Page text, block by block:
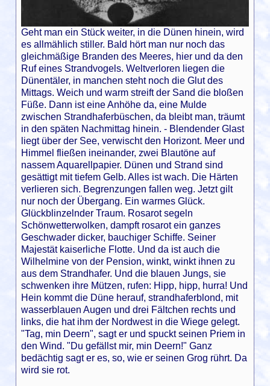
Geht man ein Stück weiter, in die Dünen hinein, wird
es allmählich stiller. Bald hört man nur noch das
gleichmäßige Branden des Meeres, hier und da den
Ruf eines Strandvogels. Weltverloren liegen die
Dünentäler, in manchen steht noch die Glut des
Mittags. Weich und warm streift der Sand die bloßen
Füße. Dann ist eine Anhöhe da, eine Mulde
zwischen Strandhaferbüschen, da bleibt man, träumt
in den späten Nachmittag hinein. - Blendender Glast
liegt über der See, verwischt den Horizont. Meer und
Himmel fließen ineinander, zwei Blautöne auf
nassem Aquarellpapier. Dünen und Strand sind
gesättigt mit tiefem Gelb. Alles ist wach. Die Härten
verlieren sich. Begrenzungen fallen weg. Jetzt gilt
nur noch der Übergang. Ein warmes Glück.
Glückblinzelnder Traum. Rosarot segeln
Schönwetterwolken, dampft rosarot ein ganzes
Geschwader dicker, bauchiger Schiffe. Seiner
Majestät kaiserliche Flotte. Und da ist auch die
Wilhelmine von der Pension, winkt, winkt ihnen zu
aus dem Strandhafer. Und die blauen Jungs, sie
schwenken ihre Mützen, rufen: Hipp, hipp, hurra! Und
Hein kommt die Düne herauf, strandhaferblond, mit
wasserblauen Augen und drei Fältchen rechts und
links, die hat ihm der Nordwest in die Wiege gelegt.
"Tag, min Deern", sagt er und spuckt seinen Priem in
den Wind. "Du gefällst mir, min Deern!" Ganz
bedächtig sagt er es, so, wie er seinen Grog rührt. Da
wird sie rot.